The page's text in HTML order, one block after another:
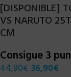
[DISPONIBLE]
VS NARUTO
CM
Consigue 3
44,90€ 36,90€